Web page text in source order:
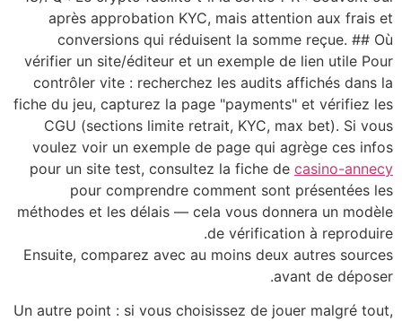
après approbation KYC, mais attention aux frais et
conversions qui réduisent la somme reçue. ## Où
vérifier un site/éditeur et un exemple de lien utile Pour
contrôler vite : recherchez les audits affichés dans la
fiche du jeu, capturez la page "payments" et vérifiez les
CGU (sections limite retrait, KYC, max bet). Si vous
voulez voir un exemple de page qui agrège ces infos
pour un site test, consultez la fiche de casino-annecy
pour comprendre comment sont présentées les
méthodes et les délais — cela vous donnera un modèle
de vérification à reproduire.
Ensuite, comparez avec au moins deux autres sources
avant de déposer.
Un autre point : si vous choisissez de jouer malgré tout,